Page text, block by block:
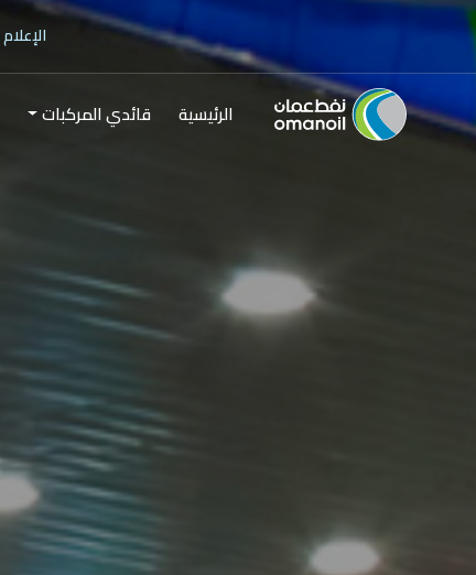
الإعلام
الرئيسية قائدي المركبات